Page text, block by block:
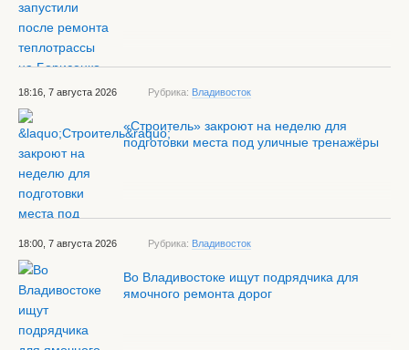
18:16, 7 августа 2026 Рубрика: Владивосток
«Строитель» закроют на неделю для
подготовки места под уличные тренажёры
18:00, 7 августа 2026 Рубрика: Владивосток
Во Владивостоке ищут подрядчика для
ямочного ремонта дорог